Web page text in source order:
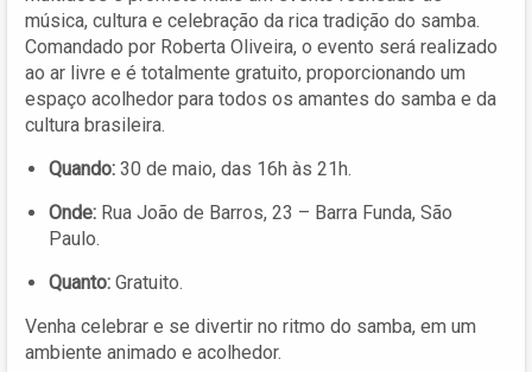
música, cultura e celebração da rica tradição do samba.
Comandado por Roberta Oliveira, o evento será realizado
ao ar livre e é totalmente gratuito, proporcionando um
espaço acolhedor para todos os amantes do samba e da
cultura brasileira.
Quando: 30 de maio, das 16h às 21h.
Onde: Rua João de Barros, 23 – Barra Funda, São
Paulo.
Quanto: Gratuito.
Venha celebrar e se divertir no ritmo do samba, em um
ambiente animado e acolhedor.